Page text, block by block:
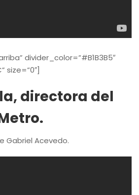
divider_color=”#B1B3B5″
size=”0″]
directora del
Gabriel Acevedo.